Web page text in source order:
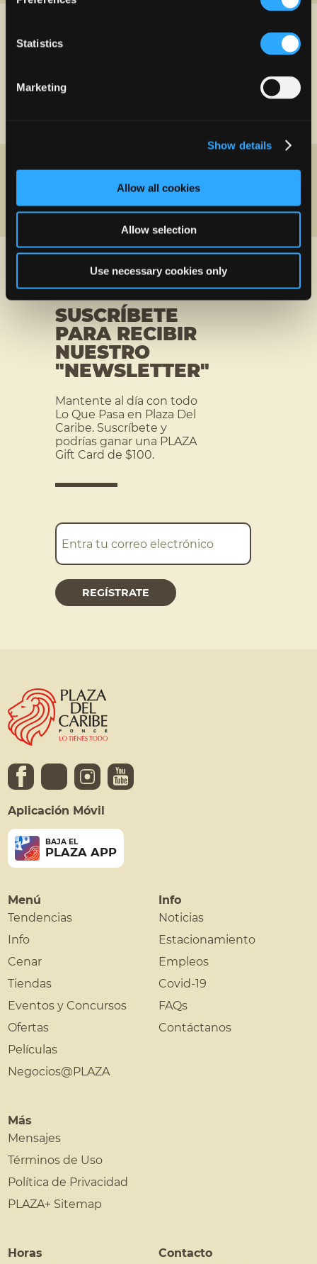
Statistics
Marketing
Show details
Allow all cookies
Allow selection
Use necessary cookies only
TIENDAS
¿CUÁNTAS TIENDAS
TIENE PLAZA DEL
CARIBE?
SUSCRÍBETE
PARA RECIBIR
NUESTRO
"NEWSLETTER"
Mantente al día con todo
Lo Que Pasa en Plaza Del
Caribe. Suscríbete y
podrías ganar una PLAZA
Gift Card de $100.
Aplicación Móvil
BAJA EL
PLAZA APP
Menú
Tendencias
Info
Cenar
Tiendas
Eventos y Concursos
Ofertas
Películas
Negocios@PLAZA
Info
Noticias
Estacionamiento
Empleos
Covid-19
FAQs
Contáctanos
Más
Mensajes
Términos de Uso
Política de Privacidad
PLAZA+ Sitemap
Horas
Contacto